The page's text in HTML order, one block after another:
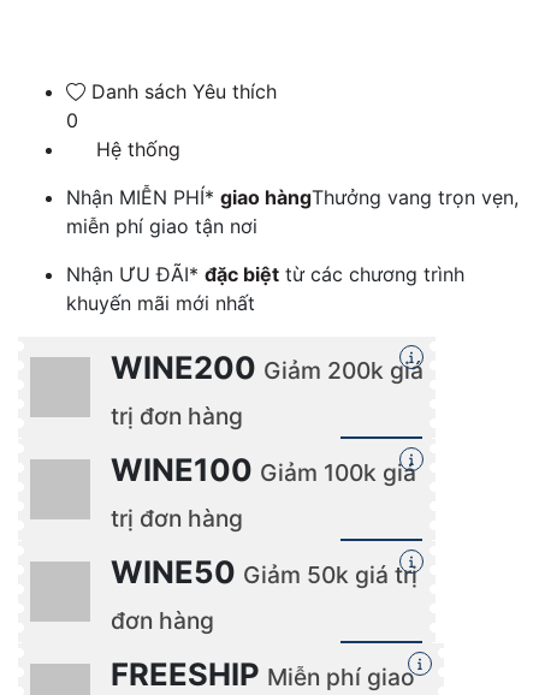
Danh sách Yêu thích
0
Hệ thống
Nhận MIỄN PHÍ* giao hàngThưởng vang trọn vẹn,
miễn phí giao tận nơi
Nhận ƯU ĐÃI* đặc biệt từ các chương trình
khuyến mãi mới nhất
WINE200 Giảm 200k giá
trị đơn hàng
Lấy mã
WINE100 Giảm 100k giá
trị đơn hàng
Lấy mã
WINE50 Giảm 50k giá trị
đơn hàng
Lấy mã
FREESHIP Miễn phí giao